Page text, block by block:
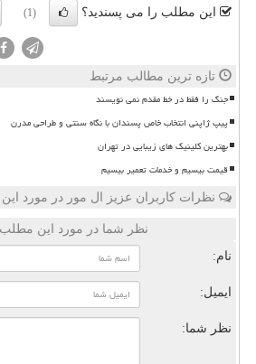
این مطلب را می پسندید؟ (1)
تازه ترین مطالب مرتبط
جنگ را فقط در خط مقدم نمی نویسند
پیپ ژاپنی انتخاب خاص پسندان با نگاه سنتی و طراحی مدرن
بهترین کلینیک های زیبایی در تهران
قیمت بیسیم و خدمات تعمیر بیسیم
نظرات کاربران عزیز ال مور در مورد
نظر شما در مورد این مطلب
نام:
ایمیل:
نظر شما: